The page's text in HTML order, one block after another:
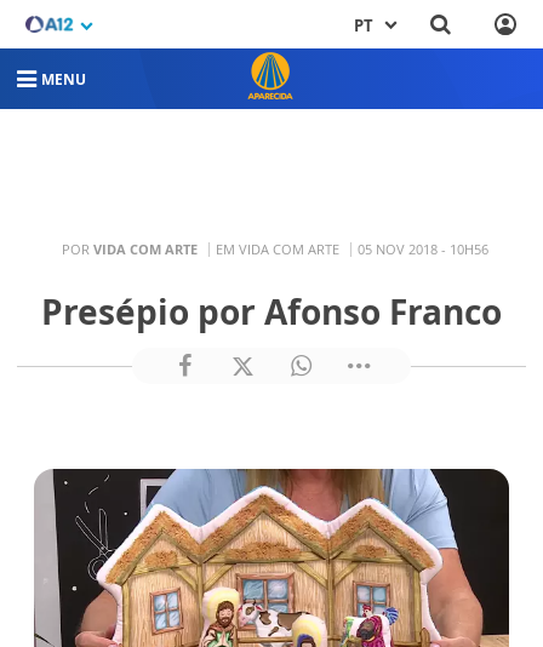
PT
MENU
POR VIDA COM ARTE EM VIDA COM ARTE 05 NOV 2018 - 10H56
Presépio por Afonso Franco